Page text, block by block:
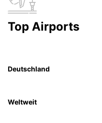
Top Airports
Deutschland
Weltweit